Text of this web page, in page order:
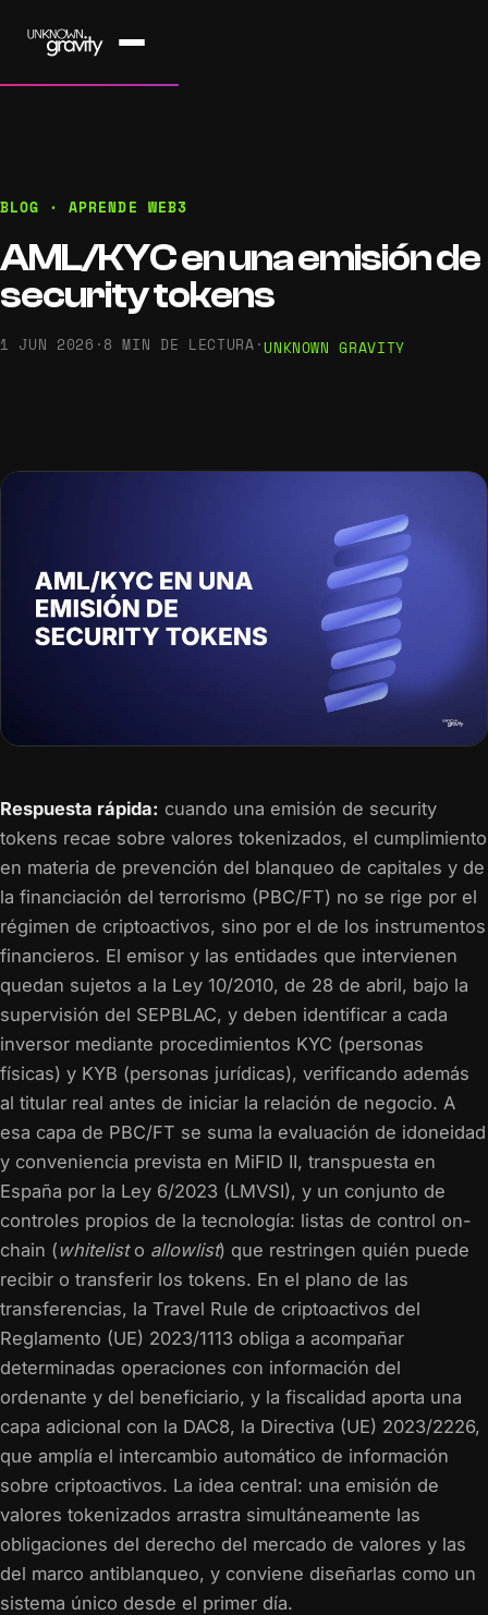
BLOG · APRENDE WEB3
AML/KYC en una emisión de
security tokens
1 JUN 2026 · 8 MIN DE LECTURA ·UNKNOWN GRAVITY
Respuesta rápida: cuando una emisión de security
tokens recae sobre valores tokenizados, el cumplimiento
en materia de prevención del blanqueo de capitales y de
la financiación del terrorismo (PBC/FT) no se rige por el
régimen de criptoactivos, sino por el de los instrumentos
financieros. El emisor y las entidades que intervienen
quedan sujetos a la Ley 10/2010, de 28 de abril, bajo la
supervisión del SEPBLAC, y deben identificar a cada
inversor mediante procedimientos KYC (personas
físicas) y KYB (personas jurídicas), verificando además
al titular real antes de iniciar la relación de negocio. A
esa capa de PBC/FT se suma la evaluación de idoneidad
y conveniencia prevista en MiFID II, transpuesta en
España por la Ley 6/2023 (LMVSI), y un conjunto de
controles propios de la tecnología: listas de control on-
chain (whitelisto allowlist) que restringen quién puede
recibir o transferir los tokens. En el plano de las
transferencias, la Travel Rule de criptoactivos del
Reglamento (UE) 2023/1113 obliga a acompañar
determinadas operaciones con información del
ordenante y del beneficiario, y la fiscalidad aporta una
capa adicional con la DAC8, la Directiva (UE) 2023/2226,
que amplía el intercambio automático de información
sobre criptoactivos. La idea central: una emisión de
valores tokenizados arrastra simultáneamente las
obligaciones del derecho del mercado de valores y las
del marco antiblanqueo, y conviene diseñarlas como un
sistema único desde el primer día.